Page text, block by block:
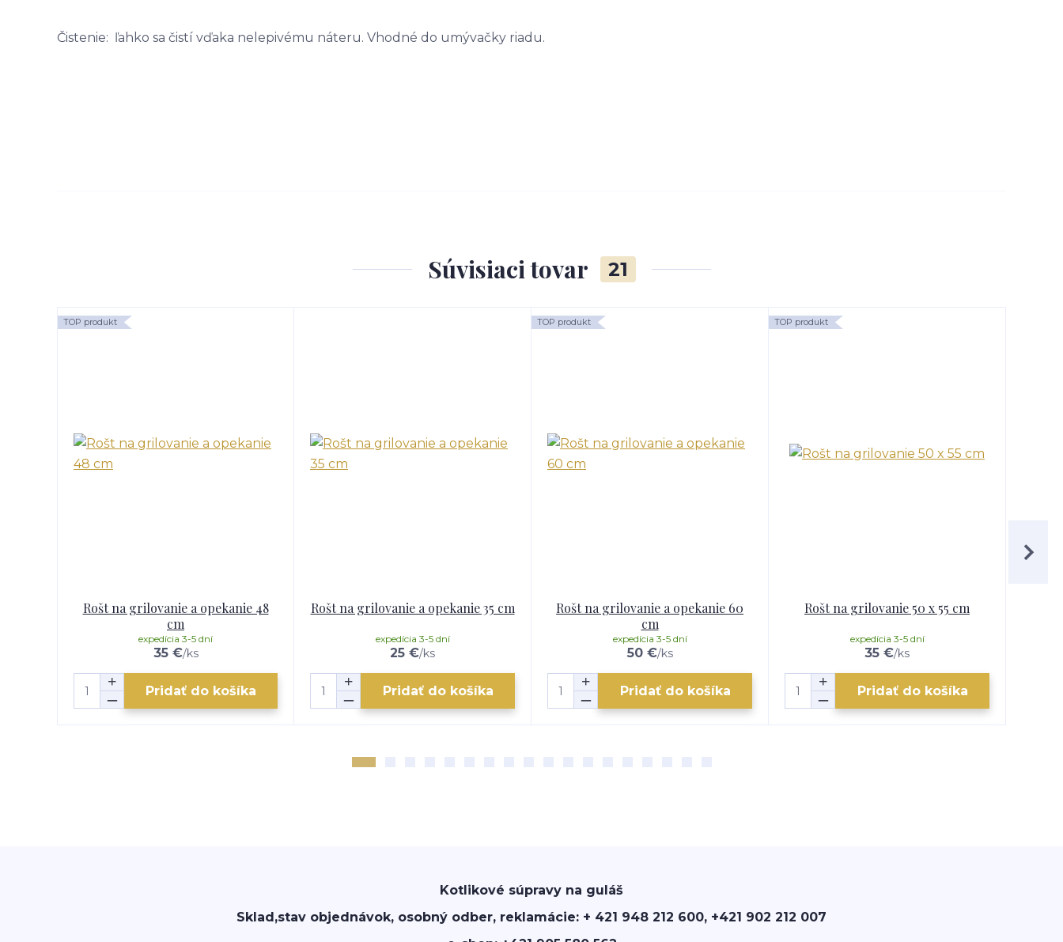
Čistenie: ľahko sa čistí vďaka nelepivému náteru. Vhodné do umývačky riadu.
Súvisiaci tovar 21
TOP produkt
Rošt na grilovanie a opekanie 48
cm
35 €/ks
expedícia 3-5 dní
Pridať do košíka
Rošt na grilovanie a opekanie 35 cm
25 €/ks
expedícia 3-5 dní
Pridať do košíka
TOP produkt
Rošt na grilovanie a opekanie 60
cm
50 €/ks
expedícia 3-5 dní
Pridať do košíka
TOP produkt
Rošt na grilovanie 50 x 55 cm
35 €/ks
expedícia 3-5 dní
Pridať do košíka
Kotlikové súpravy na guláš
Sklad,stav objednávok, osobný odber, reklamácie: + 421 948 212 600, +421 902 212 007